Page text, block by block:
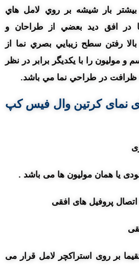
بار شيشه بر روي لامل هاي
در افق ديد بعضي از طراحان و
رفتن سطح زيبايي بصري نما از
و موليون را با يکديگر برابر در نظر
ظرافت در طراحي نما مي باشد.
نمای کرتین وال فیس کپ
بر روی استراکچر لامل قرار می